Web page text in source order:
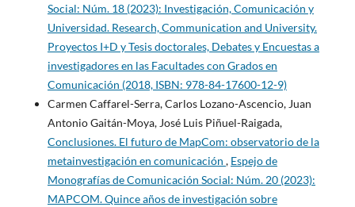
Social: Núm. 18 (2023): Investigación, Comunicación y
Universidad. Research, Communication and University.
Proyectos I+D y Tesis doctorales, Debates y Encuestas a
investigadores en las Facultades con Grados en
Comunicación (2018, ISBN: 978-84-17600-12-9)
Carmen Caffarel-Serra, Carlos Lozano-Ascencio, Juan
Antonio Gaitán-Moya, José Luis Piñuel-Raigada,
Conclusiones. El futuro de MapCom: observatorio de la
metainvestigación en comunicación , Espejo de
Monografías de Comunicación Social: Núm. 20 (2023):
MAPCOM. Quince años de investigación sobre